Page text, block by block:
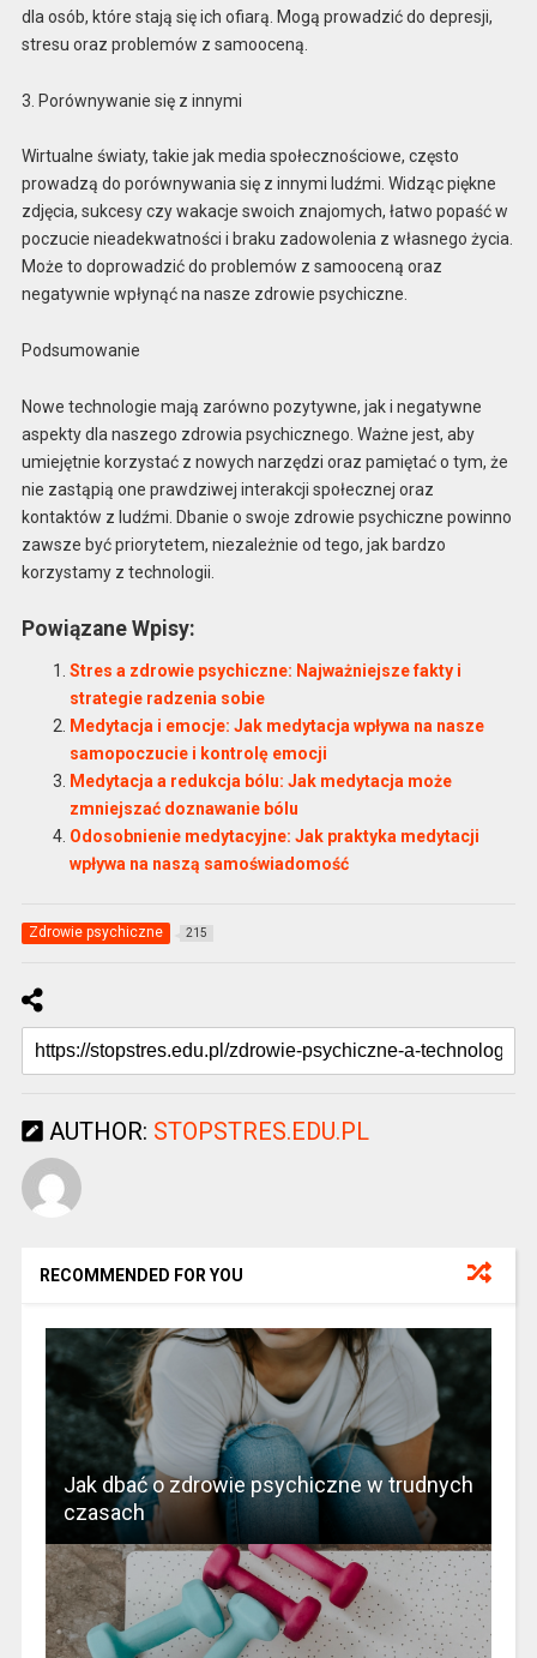
dla osób, które stają się ich ofiarą. Mogą prowadzić do depresji,
stresu oraz problemów z samooceną.
3. Porównywanie się z innymi
Wirtualne światy, takie jak media społecznościowe, często
prowadzą do porównywania się z innymi ludźmi. Widząc piękne
zdjęcia, sukcesy czy wakacje swoich znajomych, łatwo popaść w
poczucie nieadekwatności i braku zadowolenia z własnego życia.
Może to doprowadzić do problemów z samooceną oraz
negatywnie wpłynąć na nasze zdrowie psychiczne.
Podsumowanie
Nowe technologie mają zarówno pozytywne, jak i negatywne
aspekty dla naszego zdrowia psychicznego. Ważne jest, aby
umiejętnie korzystać z nowych narzędzi oraz pamiętać o tym, że
nie zastąpią one prawdziwej interakcji społecznej oraz
kontaktów z ludźmi. Dbanie o swoje zdrowie psychiczne powinno
zawsze być priorytetem, niezależnie od tego, jak bardzo
korzystamy z technologii.
Powiązane Wpisy:
Stres a zdrowie psychiczne: Najważniejsze fakty i
strategie radzenia sobie
Medytacja i emocje: Jak medytacja wpływa na nasze
samopoczucie i kontrolę emocji
Medytacja a redukcja bólu: Jak medytacja może
zmniejszać doznawanie bólu
Odosobnienie medytacyjne: Jak praktyka medytacji
wpływa na naszą samoświadomość
Zdrowie psychiczne 215
AUTHOR: STOPSTRES.EDU.PL
RECOMMENDED FOR YOU
Jak dbać o zdrowie psychiczne w trudnych
czasach